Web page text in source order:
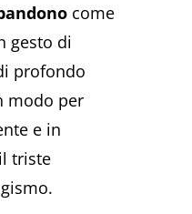
come
gesto di
profondo
modo per
e in
triste